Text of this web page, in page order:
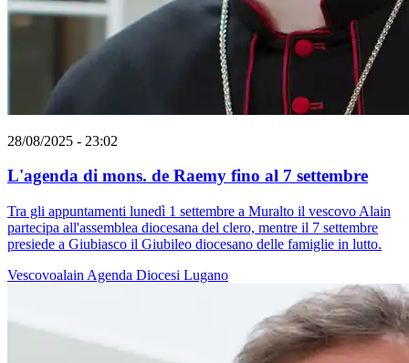
28/08/2025 - 23:02
L'agenda di mons. de Raemy fino al 7 settembre
Tra gli appuntamenti lunedì 1 settembre a Muralto il vescovo Alain
partecipa all'assemblea diocesana del clero, mentre il 7 settembre
presiede a Giubiasco il Giubileo diocesano delle famiglie in lutto.
Vescovoalain Agenda Diocesi Lugano